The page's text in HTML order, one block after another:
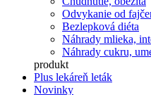
Odvykanie od
Bezlepková diéta
Náhrady mlieka,
Náhrady cukru,
produkt
Plus lekáreň leták
Novinky